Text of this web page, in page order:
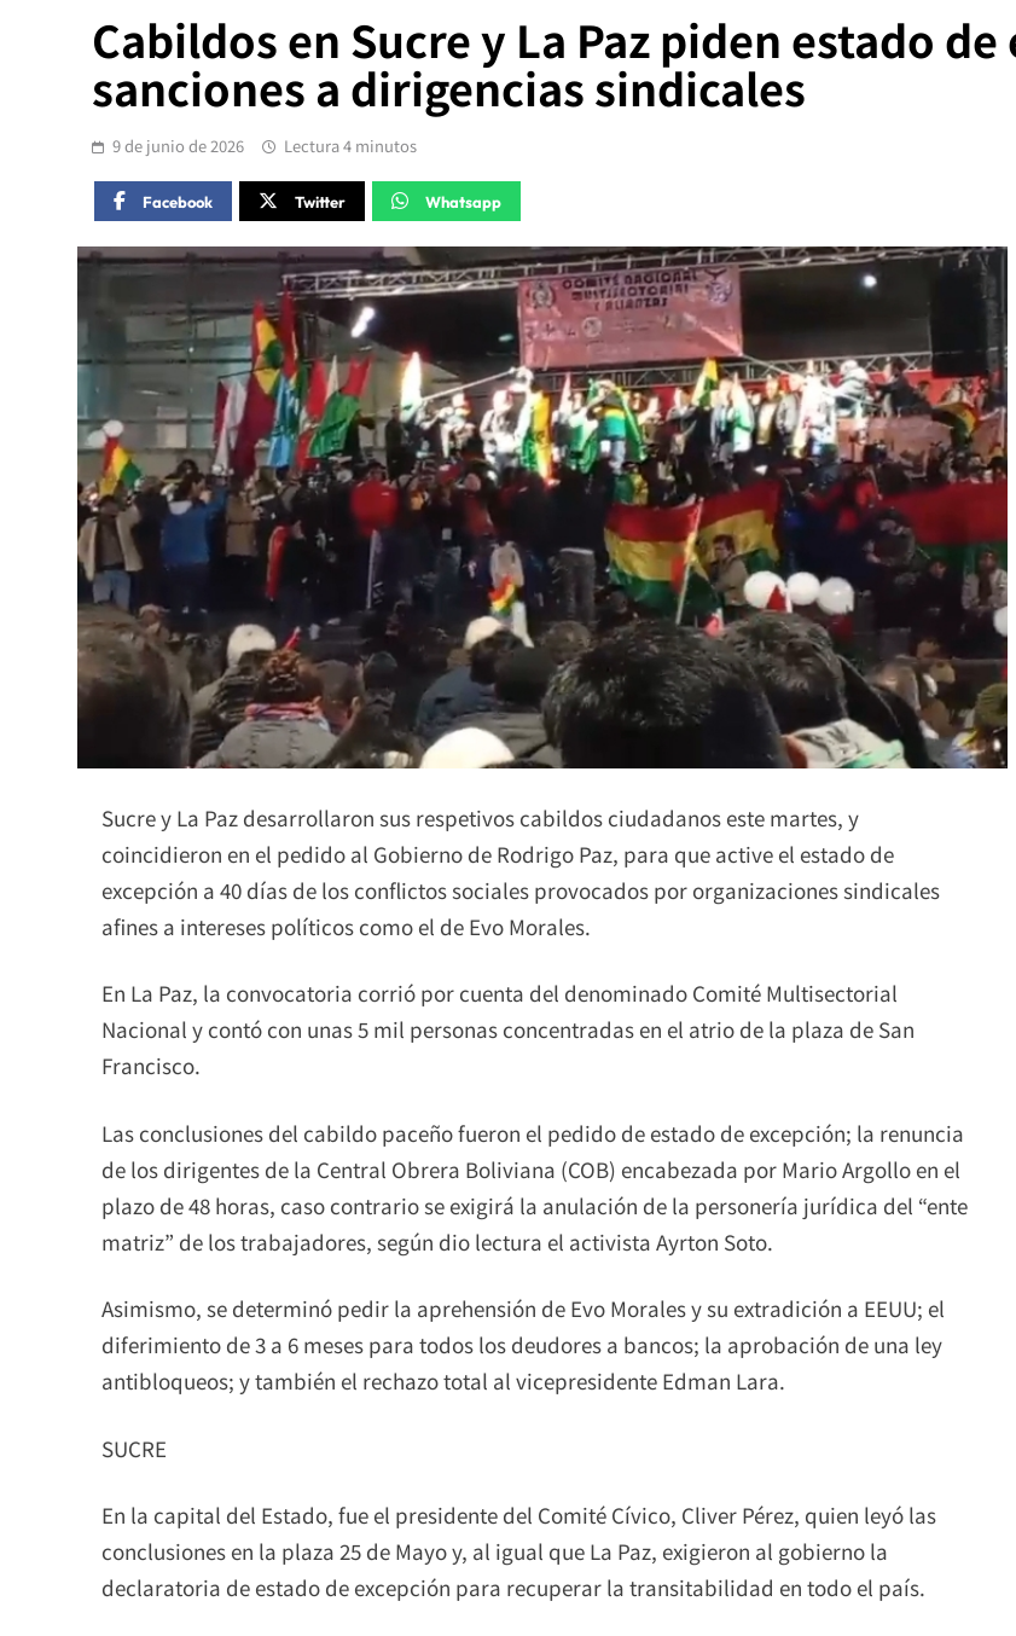
Cabildos en Sucre y La Paz piden estado
sanciones a dirigencias sindicales
9 de junio de 2026 Lectura 4 minutos
Facebook Twitter Whatsapp
Sucre y La Paz desarrollaron sus respetivos cabildos ciudadanos este martes, y
coincidieron en el pedido al Gobierno de Rodrigo Paz, para que active el estado de
excepción a 40 días de los conflictos sociales provocados por organizaciones sindicales
afines a intereses políticos como el de Evo Morales.
En La Paz, la convocatoria corrió por cuenta del denominado Comité Multisectorial
Nacional y contó con unas 5 mil personas concentradas en el atrio de la plaza de San
Francisco.
Las conclusiones del cabildo paceño fueron el pedido de estado de excepción; la renuncia
de los dirigentes de la Central Obrera Boliviana (COB) encabezada por Mario Argollo en el
plazo de 48 horas, caso contrario se exigirá la anulación de la personería jurídica del “ente
matriz” de los trabajadores, según dio lectura el activista Ayrton Soto.
Asimismo, se determinó pedir la aprehensión de Evo Morales y su extradición a EEUU; el
diferimiento de 3 a 6 meses para todos los deudores a bancos; la aprobación de una ley
antibloqueos; y también el rechazo total al vicepresidente Edman Lara.
SUCRE
En la capital del Estado, fue el presidente del Comité Cívico, Cliver Pérez, quien leyó las
conclusiones en la plaza 25 de Mayo y, al igual que La Paz, exigieron al gobierno la
declaratoria de estado de excepción para recuperar la transitabilidad en todo el país.